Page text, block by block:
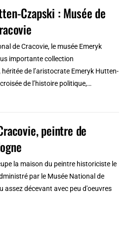
Czapski : Musée de
de Cracovie, le musée Emeryk
importante collection
de l’aristocrate Emeryk Hutten-
de l’histoire politique,…
peintre de
la maison du peintre historiciste le
par le Musée National de
assez décevant avec peu d'oeuvres